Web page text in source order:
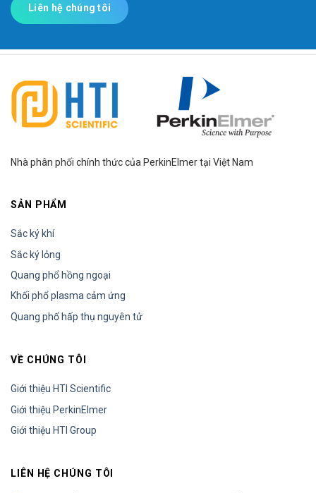
Liên hệ chúng tôi
Nhà phân phối chính thức của PerkinElmer tại Việt Nam
SẢN PHẨM
Sắc ký khí
Sắc ký lỏng
Quang phổ hồng ngoại
Khối phổ plasma cảm ứng
Quang phổ hấp thụ nguyên tử
VỀ CHÚNG TÔI
Giới thiệu HTI Scientific
Giới thiệu PerkinElmer
Giới thiệu HTI Group
LIÊN HỆ CHÚNG TÔI